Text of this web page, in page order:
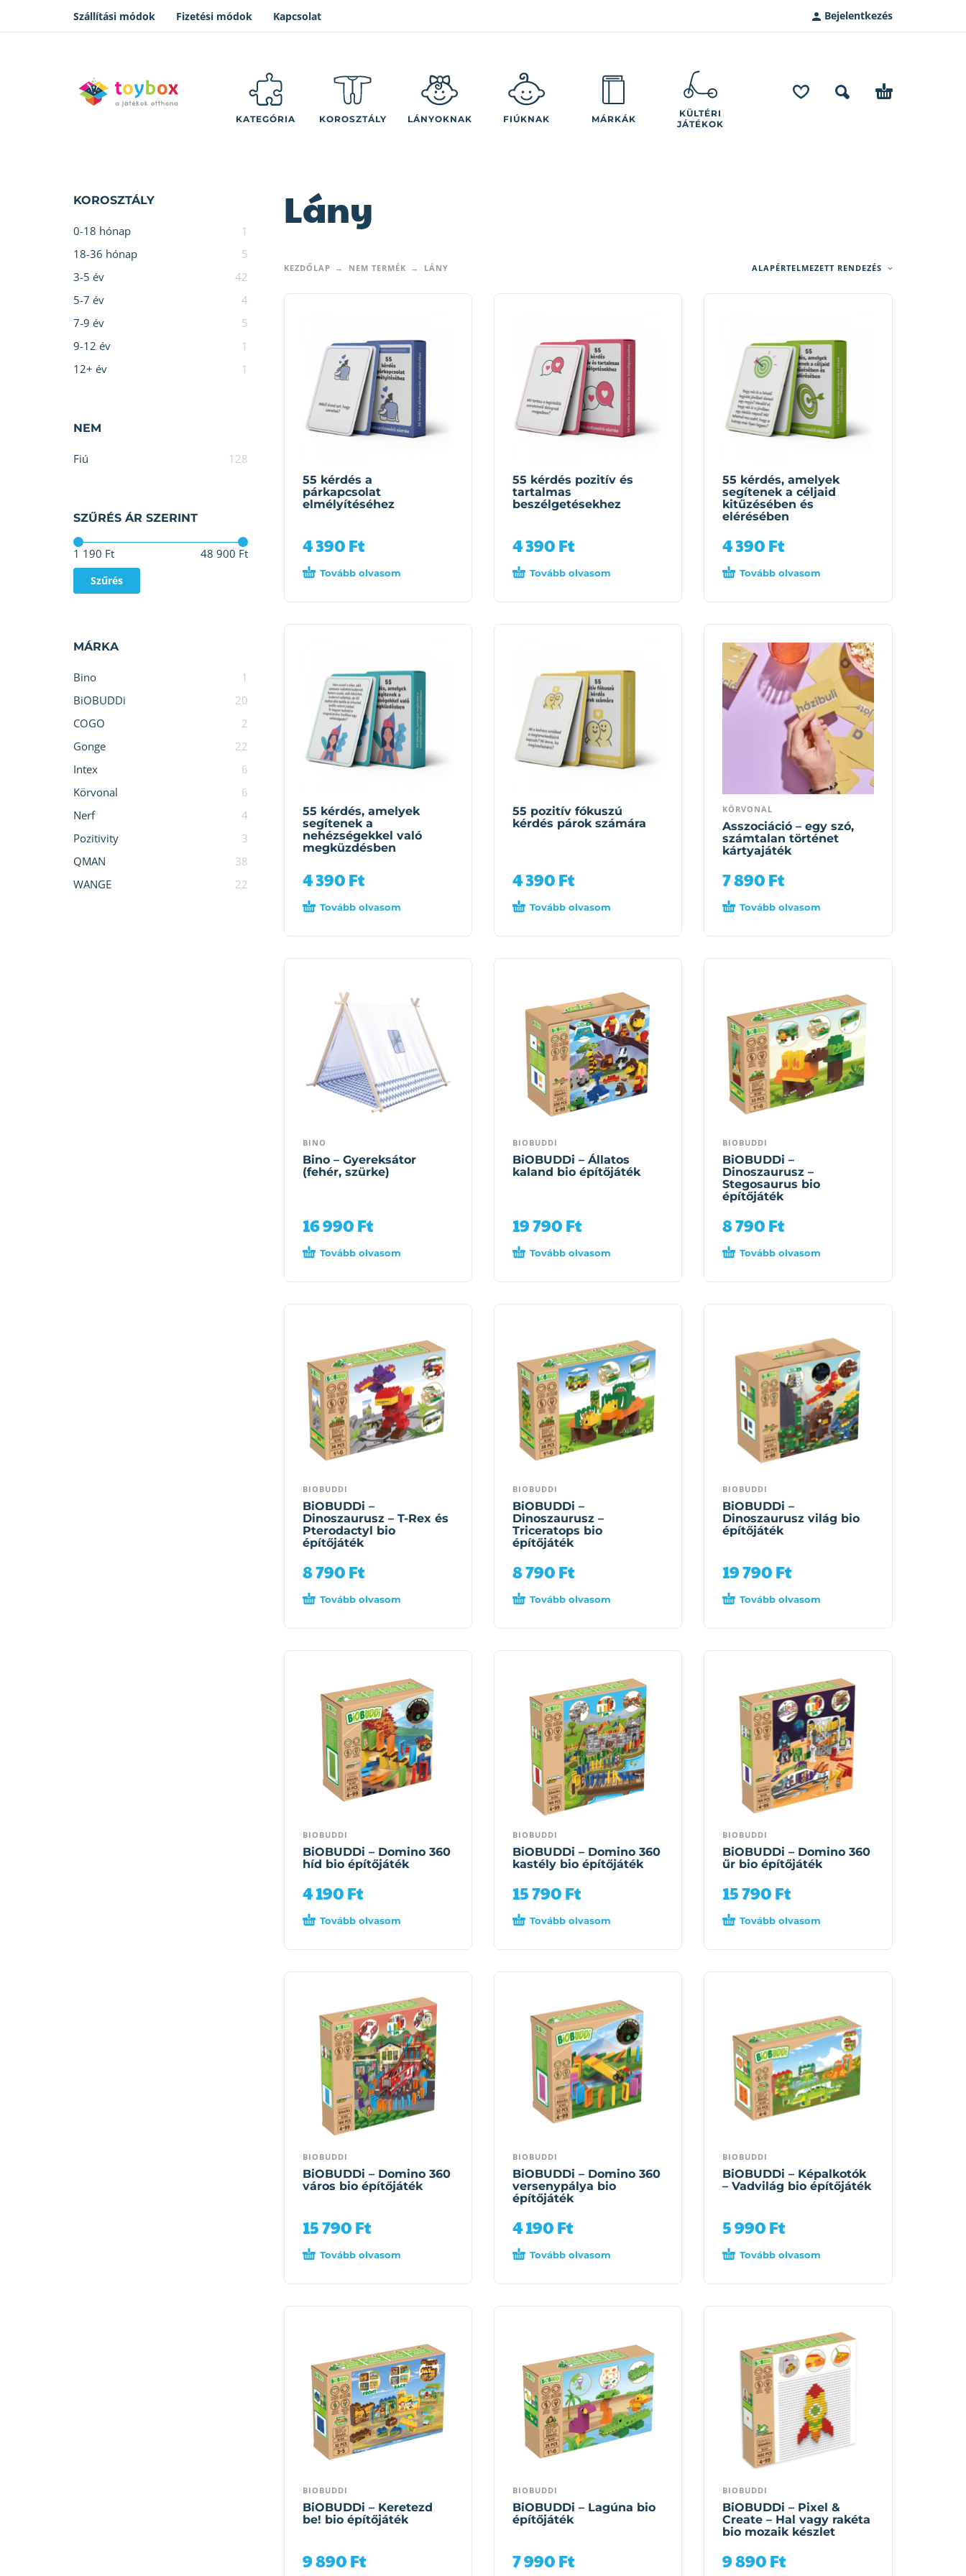
Szállítási módok Fizetési módok Kapcsolat Bejelentkezés
KATEGÓRIA KOROSZTÁLY LÁNYOKNAK FIÚKNAK MÁRKÁK
KÜLTÉRI
JÁTÉKOK
KOROSZTÁLY
0-18 hónap
1
18-36 hónap
5
3-5 év
42
5-7 év
4
7-9 év
5
9-12 év
1
12+ év
1
NEM
Fiú 128
SZŰRÉS ÁR SZERINT
Szűrés
Ár:
1 190 Ft 48 900 Ft
MÁRKA
Bino
1
BiOBUDDi
20
COGO
2
Gonge
22
Intex
6
Körvonal
6
Nerf
4
Pozitivity
3
QMAN
38
WANGE
22
Lány
KEZDŐLAP NEM TERMÉK LÁNY ALAPÉRTELMEZETT RENDEZÉS
55 kérdés a
párkapcsolat
elmélyítéséhez
4 390Ft
Tovább olvasom
55 kérdés pozitív és
tartalmas
beszélgetésekhez
4 390Ft
Tovább olvasom
55 kérdés, amelyek
segítenek a céljaid
kitűzésében és
elérésében
4 390Ft
Tovább olvasom
55 kérdés, amelyek
segítenek a
nehézségekkel való
megküzdésben
4 390Ft
Tovább olvasom
55 pozitív fókuszú
kérdés párok számára
4 390Ft
Tovább olvasom
KÖRVONAL
Asszociáció – egy szó,
számtalan történet
kártyajáték
7 890Ft
Tovább olvasom
BINO
Bino – Gyereksátor
(fehér, szürke)
16 990Ft
Tovább olvasom
BIOBUDDI
BiOBUDDi – Állatos
kaland bio építőjáték
19 790Ft
Tovább olvasom
BIOBUDDI
BiOBUDDi –
Dinoszaurusz –
Stegosaurus bio
építőjáték
8 790Ft
Tovább olvasom
BIOBUDDI
BiOBUDDi –
Dinoszaurusz – T-Rex és
Pterodactyl bio
építőjáték
8 790Ft
Tovább olvasom
BIOBUDDI
BiOBUDDi –
Dinoszaurusz –
Triceratops bio
építőjáték
8 790Ft
Tovább olvasom
BIOBUDDI
BiOBUDDi –
Dinoszaurusz világ bio
építőjáték
19 790Ft
Tovább olvasom
BIOBUDDI
BiOBUDDi – Domino 360
híd bio építőjáték
4 190Ft
Tovább olvasom
BIOBUDDI
BiOBUDDi – Domino 360
kastély bio építőjáték
15 790Ft
Tovább olvasom
BIOBUDDI
BiOBUDDi – Domino 360
űr bio építőjáték
15 790Ft
Tovább olvasom
BIOBUDDI
BiOBUDDi – Domino 360
város bio építőjáték
15 790Ft
Tovább olvasom
BIOBUDDI
BiOBUDDi – Domino 360
versenypálya bio
építőjáték
4 190Ft
Tovább olvasom
BIOBUDDI
BiOBUDDi – Képalkotók
– Vadvilág bio építőjáték
5 990Ft
Tovább olvasom
BIOBUDDI
BiOBUDDi – Keretezd
be! bio építőjáték
9 890Ft
BIOBUDDI
BiOBUDDi – Lagúna bio
építőjáték
7 990Ft
BIOBUDDI
BiOBUDDi – Pixel &
Create – Hal vagy rakéta
bio mozaik készlet
9 890Ft